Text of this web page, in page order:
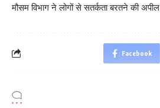
मौसम विभाग ने लोगों से सतर्कता बरतने की अपील
Facebook